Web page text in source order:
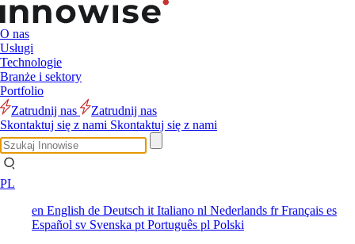
O nas
Usługi
Technologie
Branże i sektory
Portfolio
Zatrudnij nas
Zatrudnij nas
Skontaktuj się z nami Skontaktuj się z nami
PL
en English de Deutsch it Italiano nl Nederlands frFrançais es
Español sv Svenska pt Português pl Polski